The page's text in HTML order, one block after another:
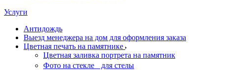
Услуги
Антидождь
Выезд менеджера на дом для оформления заказа
Цветная печать на памятнике
Цветная заливка портрета на памятник
Фото на стекле для стелы